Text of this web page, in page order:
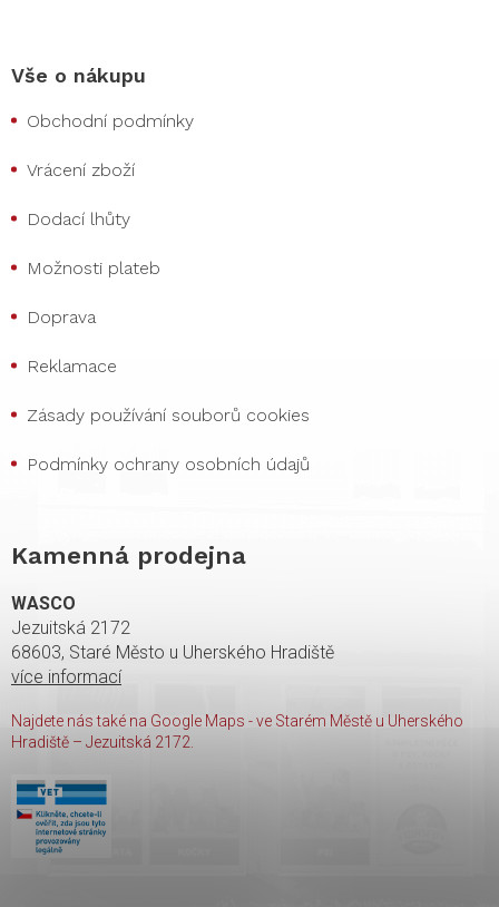
Vše o nákupu
Obchodní podmínky
Vrácení zboží
Dodací lhůty
Možnosti plateb
Doprava
Reklamace
Zásady používání souborů cookies
Podmínky ochrany osobních údajů
Kamenná prodejna
WASCO
Jezuitská 2172
68603, Staré Město u Uherského Hradiště
více informací
Najdete nás také na Google Maps - ve Starém Městě u Uherského
Hradiště – Jezuitská 2172.